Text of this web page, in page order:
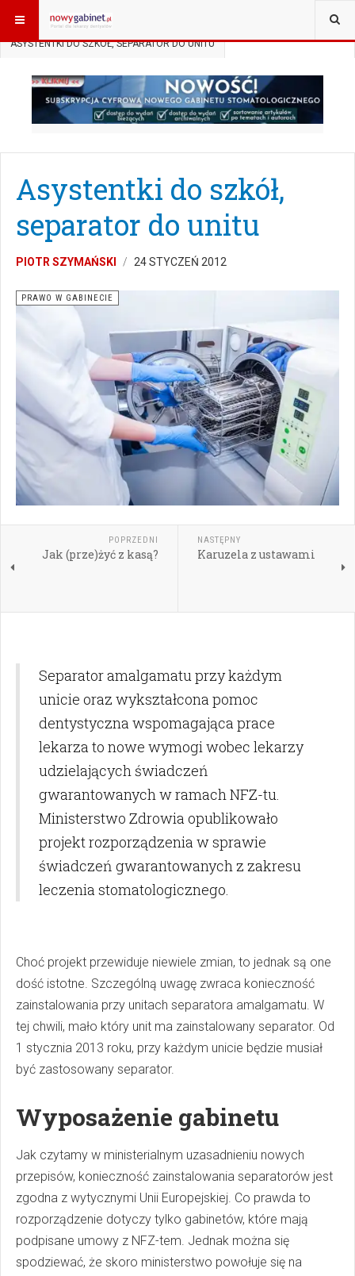
JESTEŚ TUTAJ: START
ASYSTENTKI DO SZKÓŁ, SEPARATOR DO UNITU
Asystentki do szkół,
separator do unitu
PIOTR SZYMAŃSKI 24 STYCZEŃ 2012
PRAWO W GABINECIE
POPRZEDNI
Jak (prze)żyć z kasą?
NASTĘPNY
Karuzela z ustawami
Separator amalgamatu przy każdym
unicie oraz wykształcona pomoc
dentystyczna wspomagająca prace
lekarza to nowe wymogi wobec lekarzy
udzielających świadczeń
gwarantowanych w ramach NFZ-tu.
Ministerstwo Zdrowia opublikowało
projekt rozporządzenia w sprawie
świadczeń gwarantowanych z zakresu
leczenia stomatologicznego.
Choć projekt przewiduje niewiele zmian, to jednak są one
dość istotne. Szczególną uwagę zwraca konieczność
zainstalowania przy unitach separatora amalgamatu. W
tej chwili, mało który unit ma zainstalowany separator. Od
1 stycznia 2013 roku, przy każdym unicie będzie musiał
być zastosowany separator.
Wyposażenie gabinetu
Jak czytamy w ministerialnym uzasadnieniu nowych
przepisów, konieczność zainstalowania separatorów jest
zgodna z wytycznymi Unii Europejskiej. Co prawda to
rozporządzenie dotyczy tylko gabinetów, które mają
podpisane umowy z NFZ-tem. Jednak można się
spodziewać, że skoro ministerstwo powołuje się na